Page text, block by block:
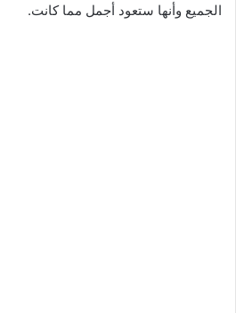
الجميع وأنها ستعود أجمل مما كانت.